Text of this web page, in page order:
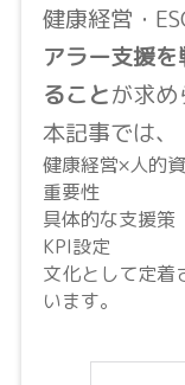
健康経営・
アラー支援
ることが求め
本記事では、
健康経営×人的
重要性
具体的な支援策
KPI設定
文化として定着
います。